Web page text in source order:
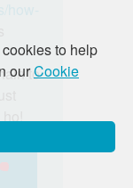
to help
ourCookie
to
ho!